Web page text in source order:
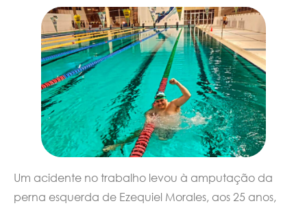
Um acidente no trabalho levou à amputação da
perna esquerda de Ezequiel Morales, aos 25 anos,